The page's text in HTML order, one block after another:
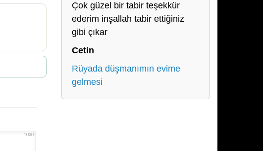
1000
Çok güzel bir tabir teşekkür
ederim inşallah tabir ettiğiniz
gibi çıkar
Cetin
Rüyada düşmanımın evime
gelmesi